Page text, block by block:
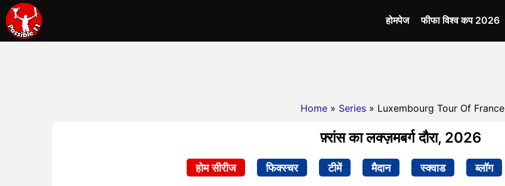
होमपेज फीफा विश्व कप 2026
Home » Series » Luxembourg Tour Of France
फ़्रांस का लक्ज़मबर्ग दौरा, 2026
होम सीरीज फिक्स्चर टीमें मैदान स्क्वाड ब्लॉग